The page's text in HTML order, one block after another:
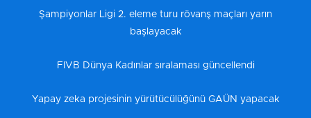
Şampiyonlar Ligi 2. eleme turu rövanş maçları yarın
başlayacak
FIVB Dünya Kadınlar sıralaması güncellendi
Yapay zeka projesinin yürütücülüğünü GAÜN yapacak